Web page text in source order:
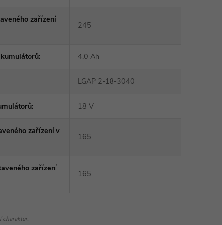
zařízení
245
: 4,0 Ah
LGAP 2-18-3040
: 18 V
zařízení v
165
zařízení
165
charakter.